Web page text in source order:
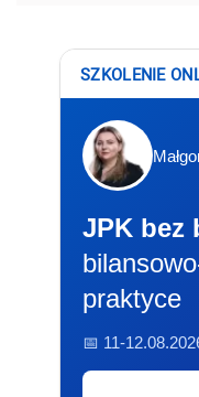
SZKOLENIE
JPK bez
praktyce
📅 11-